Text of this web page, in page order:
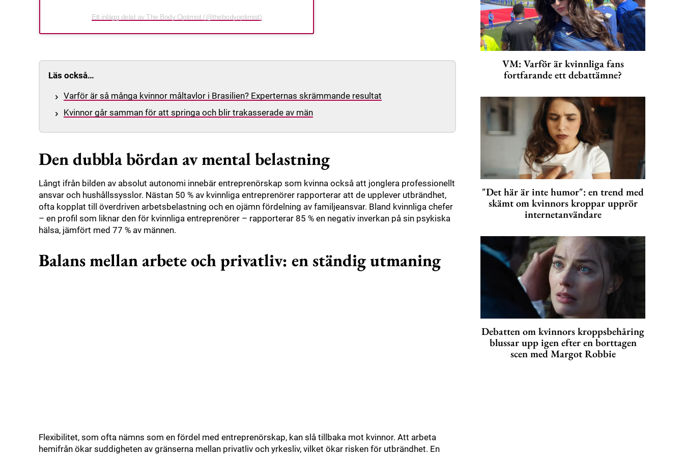
Ett inlägg delat av The Body Optimist (@thebodyoptimist)
Läs också…
Varför är så många kvinnor måltavlor i Brasilien? Experternas skrämmande resultat
Kvinnor går samman för att springa och blir trakasserade av män
Den dubbla bördan av mental belastning
Långt ifrån bilden av absolut autonomi innebär entreprenörskap som kvinna också att jonglera professionellt
ansvar och hushållssysslor. Nästan 50 % av kvinnliga entreprenörer rapporterar att de upplever utbrändhet,
ofta kopplat till överdriven arbetsbelastning och en ojämn fördelning av familjeansvar. Bland kvinnliga chefer
– en profil som liknar den för kvinnliga entreprenörer – rapporterar 85 % en negativ inverkan på sin psykiska
hälsa, jämfört med 77 % av männen.
Balans mellan arbete och privatliv: en ständig utmaning
Flexibilitet, som ofta nämns som en fördel med entreprenörskap, kan slå tillbaka mot kvinnor. Att arbeta
hemifrån ökar suddigheten av gränserna mellan privatliv och yrkesliv, vilket ökar risken för utbrändhet. En
VM: Varför är kvinnliga fans
fortfarande ett debattämne?
"Det här är inte humor": en trend med
skämt om kvinnors kroppar upprör
internetanvändare
Debatten om kvinnors kroppsbehåring
blussar upp igen efter en borttagen
scen med Margot Robbie